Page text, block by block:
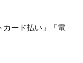
カード払い」「電